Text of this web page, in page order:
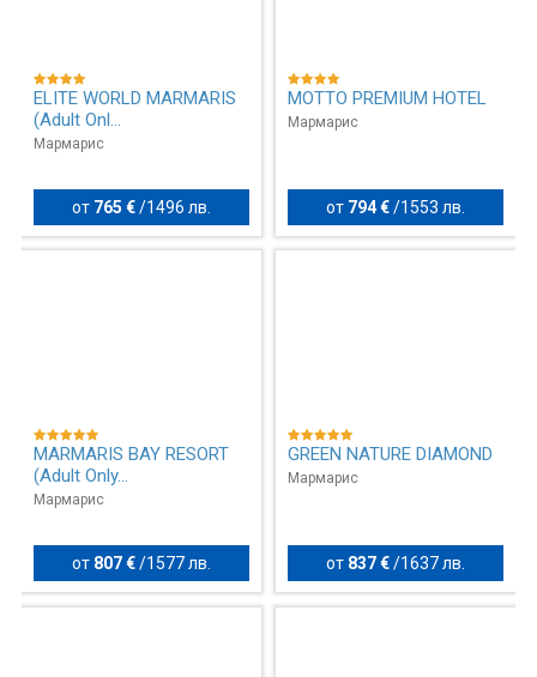
ELITE WORLD MARMARIS
(Adult Onl...
Мармарис
от 765 € / 1496 лв.
MOTTO PREMIUM HOTEL
Мармарис
от 794 €/ 1553 лв.
MARMARIS BAY RESORT
(Adult Only...
Мармарис
от 807 € / 1577 лв.
GREEN NATURE DIAMOND
Мармарис
от 837 €/ 1637 лв.